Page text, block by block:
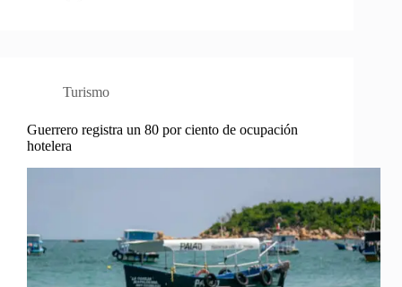
Turismo
Guerrero registra un 80 por ciento de ocupación
hotelera